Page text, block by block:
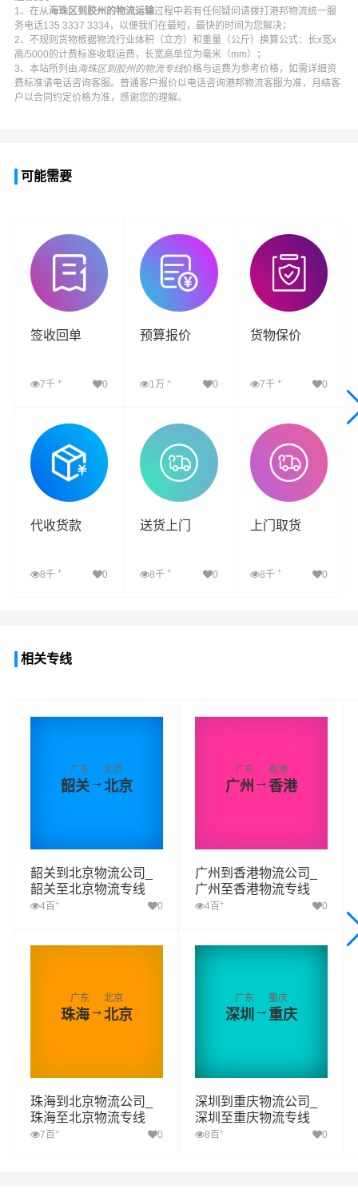
1、在从海珠区到胶州的物流运输过程中若有任何疑问请拨打 港邦物流统一服
务电话135 3337 3334，以便我们在最短，最快的时间为您解决；
2、不规则货物根据物流行业体积（立方）和重量（公斤）换算公式：长x宽x
高/5000的计费标准收取运费，长宽高单位为毫米（mm）；
3、本站所列由海珠区到胶州的物流专线价格与运费为参考价格，如需详细资
费标准请电话咨询客服。普通客户报价以电话咨询港邦物流客服为准，月结客
户以合同约定价格为准，感谢您的理解。
可能需要
签收回单
7千 + 0
查看详细
预算报价
1万+ 0
查看详细
货物保价
7千 + 0
查看详细
代收货款
8千 + 0
送货上门
8千+ 0
上门取货
8千 + 0
相关专线
广东
韶关→
北京
北京
韶关到北京物流公司_
韶关至北京物流专线
4百 + 0
广东
广州 →
香港
香港
广州到香港物流公司_
广州至香港物流专线
4百 + 0
广东
珠海→
北京
北京
珠海到北京物流公司_
珠海至北京物流专线
7百 + 0
广东
深圳→
重庆
重庆
深圳到重庆物流公司_
深圳至重庆物流专线
8百 + 0